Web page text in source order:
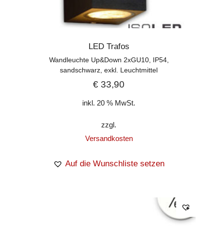
LED Trafos
Wandleuchte Up&Down 2xGU10, IP54,
sandschwarz, exkl. Leuchtmittel
€ 33,90
inkl. 20 % MwSt.
zzgl.
Versandkosten
Auf die Wunschliste setzen